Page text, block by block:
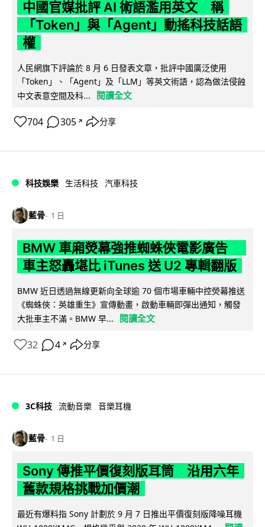
中國官媒批評 AI 術語濫用英文 稱
「Token」與「Agent」動搖科技話語
權
人民網旗下評論於 8 月 6 日發表文章，批評中國廣泛使用
「Token」、「Agent」及「LLM」等英文術語，認為做法侵蝕
中文表意空間及科...
閱讀全文
704 305 ↗ 分享
科技娛樂 生活科技 汽車科技
藍骨 1 日
BMW 車廂熒幕強推蜘蛛俠電影廣告
車主怒轟堪比 iTunes 送 U2 專輯翻版
BMW 近日透過無線更新向全球逾 70 個市場車輛中控熒幕推送
《蜘蛛俠：英雄重生》宣傳動畫，啟動車輛即彈出通知，觸發
大批車主不滿。BMW 早...
閱讀全文
32 4 ↗ 分享
3C科技 流動音樂 音樂耳機
藍骨 1 日
Sony 傳推平價復刻版耳筒 沿用六年
舊款規格挑戰加價潮
最近有爆料指 Sony 計劃於 9 月 7 日推出平價復刻版降噪耳機